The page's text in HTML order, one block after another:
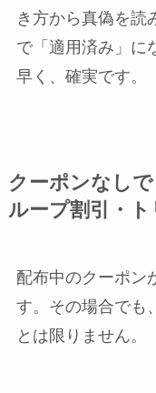
き方から真偽を読
で「適用済み」に
早く、確実です。
クーポンなし
ループ割引・ト
配布中のクーポン
す。その場合でも
とは限りません。